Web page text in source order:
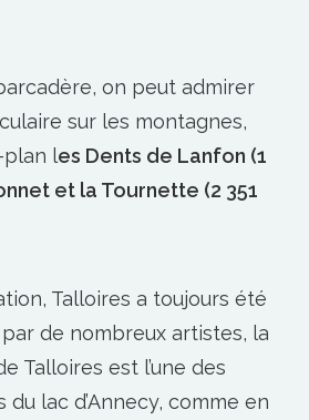
on peut admirer
sur les montagnes,
plan les Dents de Lanfon (1
et la Tournette (2 351
Talloires a toujours été
de nombreux artistes, la
Talloires est l’une des
lac d’Annecy, comme en